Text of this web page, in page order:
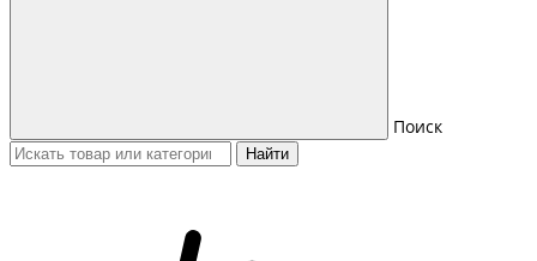
Поиск
Найти